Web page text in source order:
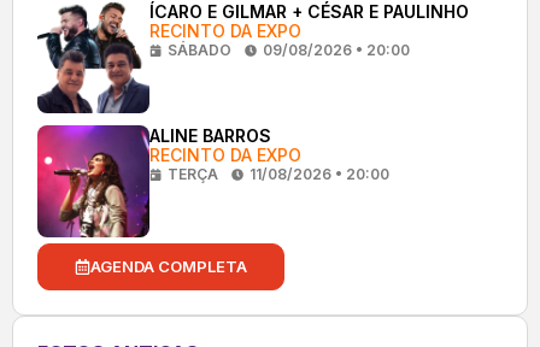
ÍCARO E GILMAR + CÉSAR E PAULINHO
RECINTO DA EXPO
SÁBADO 09/08/2026 • 20:00
ALINE BARROS
RECINTO DA EXPO
TERÇA 11/08/2026 • 20:00
AGENDA COMPLETA